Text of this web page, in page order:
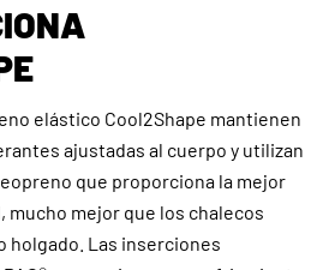
elástico Cool2Shape mantienen
ajustadas al cuerpo y utilizan
que proporciona la mejor
mejor que los chalecos
Las inserciones